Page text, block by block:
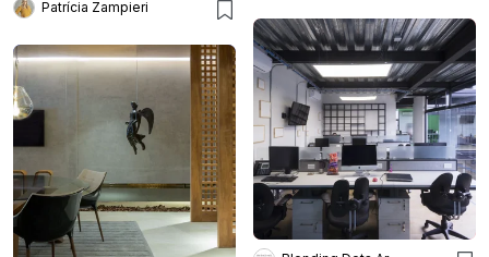
Patrícia Zampieri